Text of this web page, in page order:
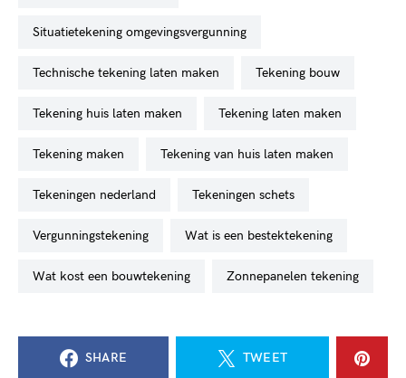
situatietekening omgevingsvergunning
technische tekening laten maken tekening bouw
tekening huis laten maken tekening laten maken
tekening maken tekening van huis laten maken
tekeningen nederland tekeningen schets
vergunningstekening wat is een bestektekening
wat kost een bouwtekening zonnepanelen tekening
SHARE TWEET